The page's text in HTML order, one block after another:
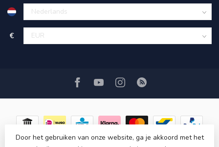
€
Door het gebruiken van onze website, ga je akkoord met het